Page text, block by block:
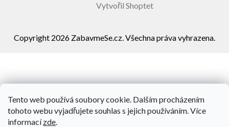
Tento web používá soubory cookie. Dalším procházením
tohoto webu vyjadřujete souhlas s jejich používáním. Více
informacízde.
Vytvořil Shoptet
Copyright 2026 ZabavmeSe.cz. Všechna práva vyhrazena.